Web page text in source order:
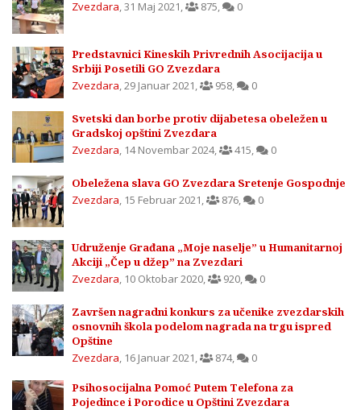
Zvezdara,31 Maj 2021, 875, 0
Predstavnici Kineskih Privrednih Asocijacija u
Srbiji Posetili GO Zvezdara
Zvezdara,29 Januar 2021, 958, 0
Svetski dan borbe protiv dijabetesa obeležen u
Gradskoj opštini Zvezdara
Zvezdara, 14 Novembar 2024, 415, 0
Obeležena slava GO Zvezdara Sretenje Gospodnje
Zvezdara, 15 Februar 2021, 876, 0
Udruženje Građana „Moje naselje” u Humanitarnoj
Akciji „Čep u džep” na Zvezdari
Zvezdara, 10 Oktobar 2020, 920, 0
Završen nagradni konkurs za učenike zvezdarskih
osnovnih škola podelom nagrada na trgu ispred
Opštine
Zvezdara, 16 Januar 2021, 874, 0
Psihosocijalna Pomoć Putem Telefona za
Pojedince i Porodice u Opštini Zvezdara